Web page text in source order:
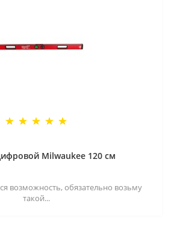
Milwaukee 120 см
возможность, обязательно возьму
такой...